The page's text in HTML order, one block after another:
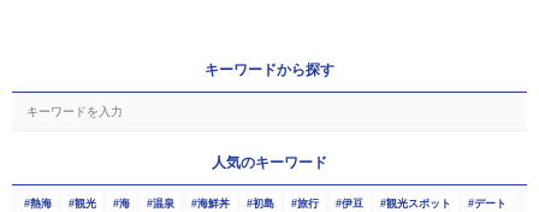
キーワードから探す
人気のキーワード
熱海 観光 海 温泉 海鮮丼 初島 旅行 伊豆 観光スポット デート